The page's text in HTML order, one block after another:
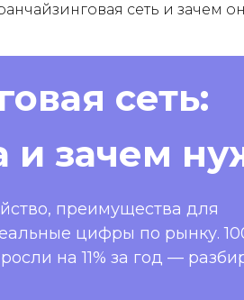
сеть и
сеть:
и зачем
преимущества для
цифры по рынку.
на 11% за год —